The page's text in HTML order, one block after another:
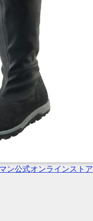
ン公式オンラインストア